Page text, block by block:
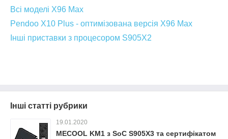
Всі моделі Х96 Max
Pendoo X10 Plus - оптимізована версія X96 Max
Інші приставки з процесором S905X2
Інші статті рубрики
19.01.2020
MECOOL KM1 з SoC S905X3 та сертифікатом